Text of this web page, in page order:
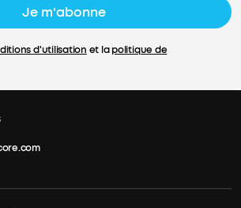
Je m'abonne
d'utilisation et lapolitique de